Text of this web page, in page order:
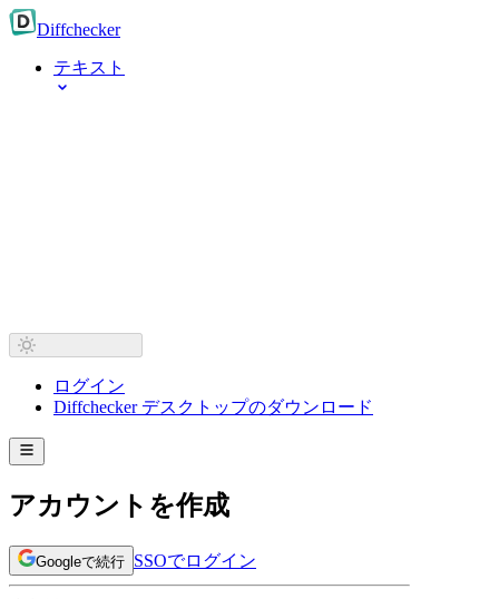
Diffchecker
テキスト
ログイン
Diffchecker デスクトップのダウンロード
アカウントを作成
Googleで続行 SSOでログイン